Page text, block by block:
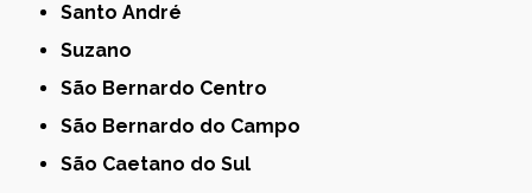
Santo André
Suzano
São Bernardo Centro
São Bernardo do Campo
São Caetano do Sul